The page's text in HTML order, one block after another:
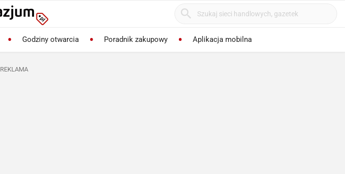
Godziny otwarcia Poradnik zakupowy Aplikacja mobilna
REKLAMA